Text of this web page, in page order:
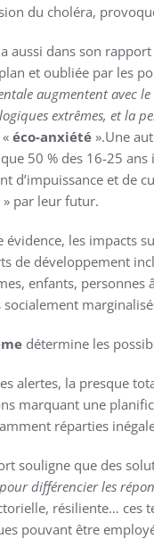
du choléra,
a aussi dans son
et oubliée par les
augmentent avec
extrêmes, et la
éco-anxiété ».Une
50 % des 16-25 ans
d’impuissance et de
» par leur futur.
évidence, les impacts
de développement
enfants, personnes
socialement
détermine les
alertes, la presque
marquant une
réparties
souligne que des
différencier les
résiliente… ces
pouvant être